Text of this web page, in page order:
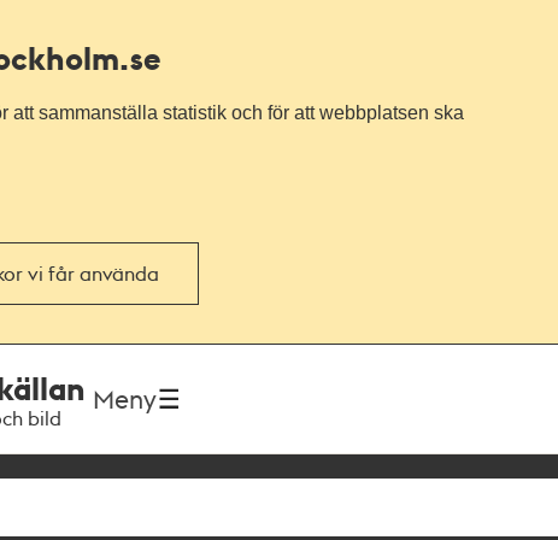
sammanställa statistik och för att webbplatsen ska
vi får använda
bild
Meny